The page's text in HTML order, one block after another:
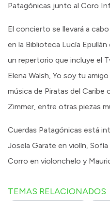
Patagónicas junto al Coro
El concierto se llevará a
en la Biblioteca Lucía
un repertorio que incluye el
Elena Walsh, Yo soy tu
música de Piratas del Caribe
Zimmer, entre otras piezas
Cuerdas Patagónicas está
Josela Garate en violín,
Corro en violonchelo y
TEMAS RELACIONADOS